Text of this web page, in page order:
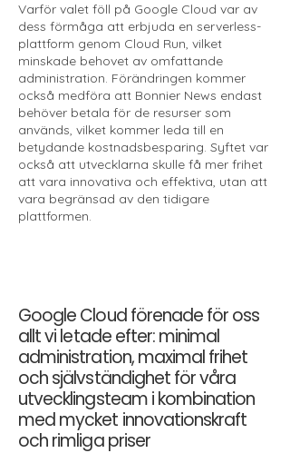
Varför valet föll på Google Cloud var av
dess förmåga att erbjuda en serverless-
plattform genom Cloud Run, vilket
minskade behovet av omfattande
administration. Förändringen kommer
också medföra att Bonnier News endast
behöver betala för de resurser som
används, vilket kommer leda till en
betydande kostnadsbesparing. Syftet var
också att utvecklarna skulle få mer frihet
att vara innovativa och effektiva, utan att
vara begränsad av den tidigare
plattformen.
Google Cloud förenade för oss
allt vi letade efter: minimal
administration, maximal frihet
och självständighet för våra
utvecklingsteam i kombination
med mycket innovationskraft
och rimliga priser